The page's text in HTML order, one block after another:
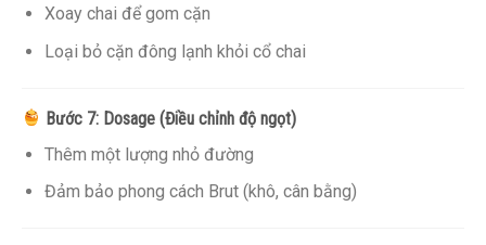
Xoay chai để gom cặn
Loại bỏ cặn đông lạnh khỏi cổ chai
Bước 7: Dosage (Điều chỉnh độ ngọt)
Thêm một lượng nhỏ đường
Đảm bảo phong cách Brut (khô, cân bằng)